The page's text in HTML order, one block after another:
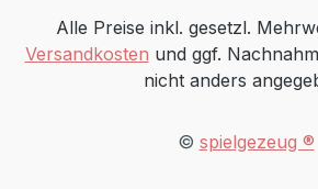
Alle Preise inkl. gesetzl.
Versandkosten und ggf.
nicht anders
© spielgezeug ®